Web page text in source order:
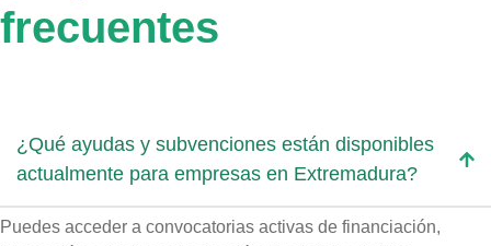
frecuentes
¿Qué ayudas y subvenciones están disponibles
actualmente para empresas en Extremadura?
Puedes acceder a convocatorias activas de financiación,